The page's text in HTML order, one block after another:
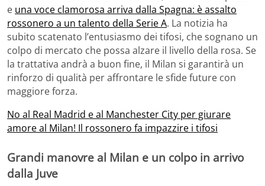
e una voce clamorosa arriva dalla Spagna: è assalto
rossonero a un talento della Serie A. La notizia ha
subito scatenato l’entusiasmo dei tifosi, che sognano un
colpo di mercato che possa alzare il livello della rosa. Se
la trattativa andrà a buon fine, il Milan si garantirà un
rinforzo di qualità per affrontare le sfide future con
maggiore forza.
No al Real Madrid e al Manchester City per giurare
amore al Milan! Il rossonero fa impazzire i tifosi
Grandi manovre al Milan e un colpo in arrivo
dalla Juve